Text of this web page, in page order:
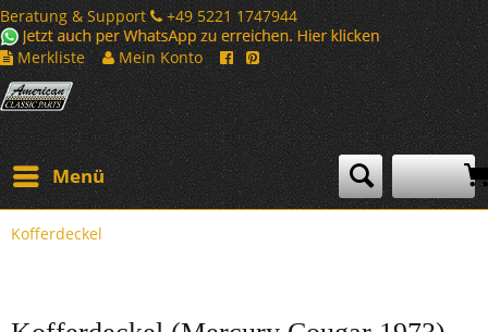
Beratung & Support
+49 5221 1747944
Merkliste
Mein Konto
Menü
Kofferdeckel